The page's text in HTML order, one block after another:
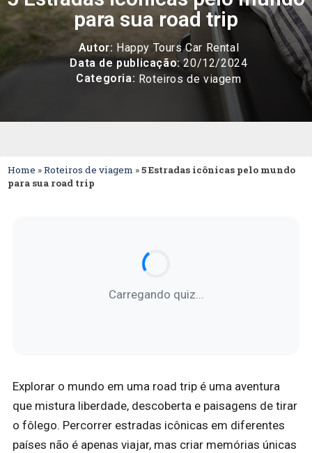
para sua road trip
Autor: Happy Tours Car Rental
Data de publicação:20/12/2024
Categoria: Roteiros de viagem
Home »Roteiros de viagem »5 Estradas icônicas pelo mundo
para sua road trip
Carregando quiz...
Explorar o mundo em uma road trip é uma aventura
que mistura liberdade, descoberta e paisagens de tirar
o fôlego. Percorrer estradas icônicas em diferentes
países não é apenas viajar, mas criar memórias únicas